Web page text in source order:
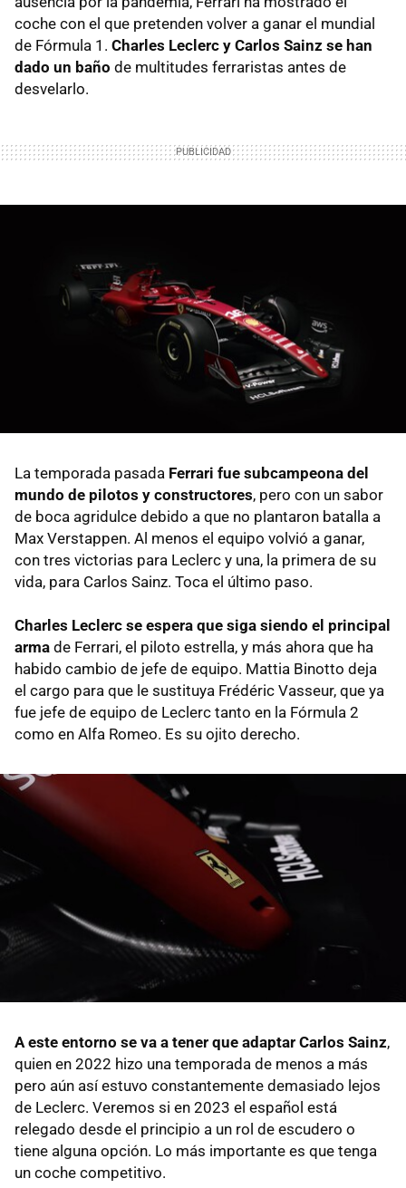
coche con el que pretenden volver a ganar el mundial
de Fórmula 1. Charles Leclerc y Carlos Sainz se han
dado un baño de multitudes ferraristas antes de
desvelarlo.
La temporada pasada Ferrari fue subcampeona del
mundo de pilotos y constructores, pero con un sabor
de boca agridulce debido a que no plantaron batalla a
Max Verstappen. Al menos el equipo volvió a ganar,
con tres victorias para Leclerc y una, la primera de su
vida, para Carlos Sainz. Toca el último paso.
Charles Leclerc se espera que siga siendo el principal
arma de Ferrari, el piloto estrella, y más ahora que ha
habido cambio de jefe de equipo. Mattia Binotto deja
el cargo para que le sustituya Frédéric Vasseur, que ya
fue jefe de equipo de Leclerc tanto en la Fórmula 2
como en Alfa Romeo. Es su ojito derecho.
A este entorno se va a tener que adaptar Carlos Sainz,
quien en 2022 hizo una temporada de menos a más
pero aún así estuvo constantemente demasiado lejos
de Leclerc. Veremos si en 2023 el español está
relegado desde el principio a un rol de escudero o
tiene alguna opción. Lo más importante es que tenga
un coche competitivo.